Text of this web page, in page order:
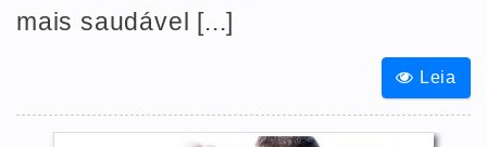
mais saudável [...]
Leia